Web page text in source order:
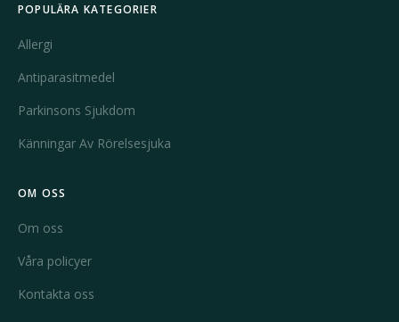
POPULÄRA KATEGORIER
Allergi
Antiparasitmedel
Parkinsons Sjukdom
Känningar Av Rörelsesjuka
OM OSS
Om oss
Våra policyer
Kontakta oss